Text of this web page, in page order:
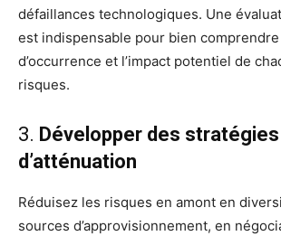
défaillances technologiques. Une
est indispensable pour bien
d’occurrence et l’impact potentiel de
risques.
3. Développer des stratégies
d’atténuation
Réduisez les risques en amont en
sources d’approvisionnement, en